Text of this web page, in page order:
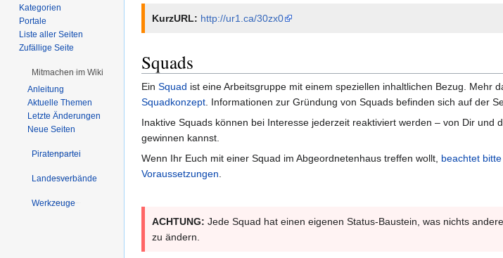
KurzURL: http://ur1.ca/30zx0
Squads
Ein Squad ist eine Arbeitsgruppe mit einem speziellen inhaltlichen Bezug. Mehr
Squadkonzept . Informationen zur Gründung von Squads befinden sich auf der
Inaktive Squads können bei Interesse jederzeit reaktiviert werden – von Dir und
gewinnen kannst.
Wenn Ihr Euch mit einer Squad im Abgeordnetenhaus treffen wollt, beachtet
Voraussetzungen
ACHTUNG: Jede Squad hat einen eigenen Status-Baustein, was nichts
zu ändern.
Kategorien
Portale
Liste aller Seiten
Zufällige Seite
Mitmachen im Wiki
Anleitung
Aktuelle Themen
Letzte Änderungen
Neue Seiten
Piratenpartei
Landesverbände
Werkzeuge